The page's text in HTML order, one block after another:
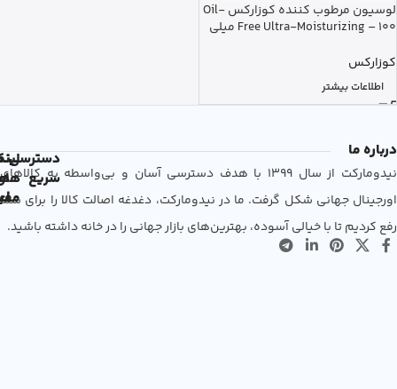
لوسیون مرطوب کننده کوزارکس Oil-
Free Ultra-Moisturizing – 100 میلی
کوزارکس
اطلاعات بیشتر
درباره ما
نیدومارکت از سال 1399 با هدف دسترسی آسان و بی‌واسطه به کالاهای
اورجینال جهانی شکل گرفت. ما در نیدومارکت، دغدغه اصالت کالا را برای شما
رفع کردیم تا با خیالی آسوده، بهترین‌های بازار جهانی را در خانه داشته باشید.
دسترسی
سریع